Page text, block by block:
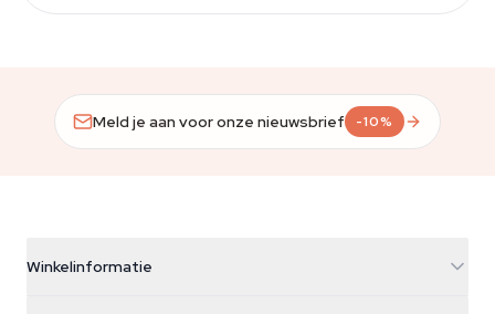
Meld je aan voor onze nieuwsbrief -10%
Winkelinformatie